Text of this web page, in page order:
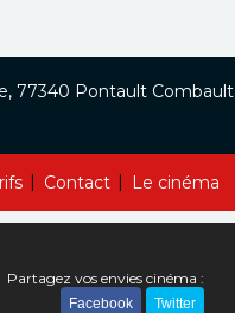
| Contact | Le cinéma
77340 Pontault Combault
Partagez vos envies cinéma :
Facebook Twitter